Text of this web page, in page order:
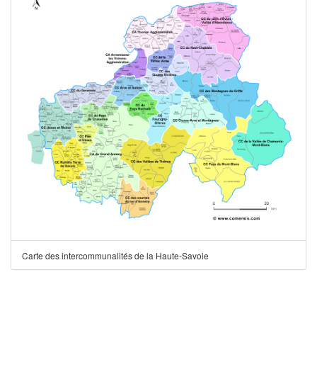
Carte des intercommunalités de la Haute-Savoie